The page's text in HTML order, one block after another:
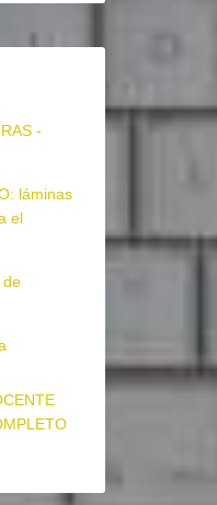
-
láminas
el
de